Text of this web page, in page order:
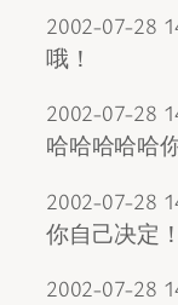
2002-07-28
哦！
2002-07-28
哈哈哈哈哈
2002-07-28
你自己决定！
2002-07-28